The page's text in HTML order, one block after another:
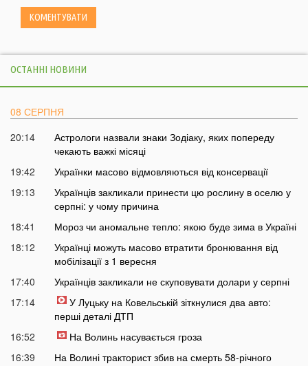
ОСТАННІ НОВИНИ
08 СЕРПНЯ
20:14
Астрологи назвали знаки Зодіаку, яких попереду
чекають важкі місяці
19:42
Українки масово відмовляються від консервації
19:13
Українців закликали принести цю рослину в оселю у
серпні: у чому причина
18:41
Мороз чи аномальне тепло: якою буде зима в Україні
18:12
Українці можуть масово втратити бронювання від
мобілізації з 1 вересня
17:40
Українців закликали не скуповувати долари у серпні
17:14
У Луцьку на Ковельській зіткнулися два авто:
перші деталі ДТП
16:52
На Волинь насувається гроза
16:39
На Волині тракторист збив на смерть 58-річного